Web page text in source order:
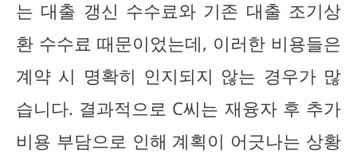
는 대출 갱신 수수료와 기존 대출 조기상
환 수수료 때문이었는데, 이러한 비용들은
계약 시 명확히 인지되지 않는 경우가 많
습니다. 결과적으로 C씨는 재융자 후 추가
비용 부담으로 인해 계획이 어긋나는 상황